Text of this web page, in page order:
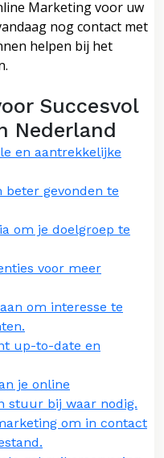
Marketing voor uw
nog contact met
helpen bij het
Succesvol
Nederland
en aantrekkelijke
beter gevonden te
om je doelgroep te
voor meer
om interesse te
up-to-date en
je online
stuur bij waar nodig.
om in contact